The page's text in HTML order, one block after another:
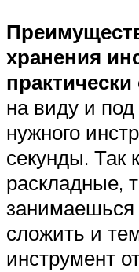
хранения
практически
на виду и под
нужного
секунды. Так
раскладные,
сложить и
инструмент